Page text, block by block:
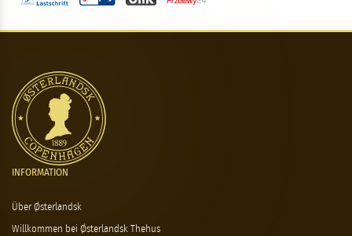
INFORMATION
Über Østerlandsk
Willkommen bei Østerlandsk Thehus